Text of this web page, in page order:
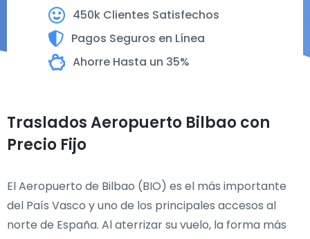
450k Clientes Satisfechos
Pagos Seguros en Línea
Ahorre Hasta un 35%
Traslados Aeropuerto Bilbao con
Precio Fijo
El Aeropuerto de Bilbao (BIO) es el más importante
del País Vasco y uno de los principales accesos al
norte de España. Al aterrizar su vuelo, la forma más